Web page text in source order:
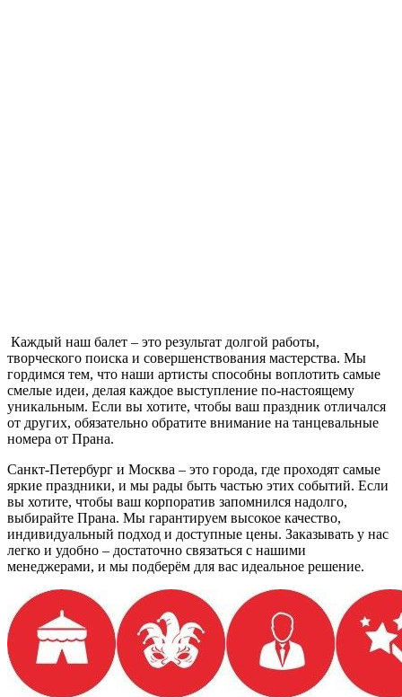
Каждый наш балет – это результат долгой работы,
творческого поиска и совершенствования мастерства. Мы
гордимся тем, что наши артисты способны воплотить самые
смелые идеи, делая каждое выступление по-настоящему
уникальным. Если вы хотите, чтобы ваш праздник отличался
от других, обязательно обратите внимание на танцевальные
номера от Прана.
Санкт-Петербург и Москва – это города, где проходят самые
яркие праздники, и мы рады быть частью этих событий. Если
вы хотите, чтобы ваш корпоратив запомнился надолго,
выбирайте Прана. Мы гарантируем высокое качество,
индивидуальный подход и доступные цены. Заказывать у нас
легко и удобно – достаточно связаться с нашими
менеджерами, и мы подберём для вас идеальное решение.